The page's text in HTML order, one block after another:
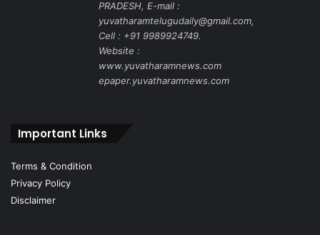
PRADESH, E-mail :
yuvatharamtelugudaily@gmail.com,
Cell : +91 9989924749.
Website :
www.yuvatharamnews.com
epaper.yuvatharamnews.com
Important Links
Terms & Condition
Privacy Policy
Disclaimer